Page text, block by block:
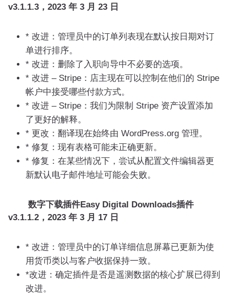
v3.1.1.3，2023 年 3 月 23 日
* 改进：管理员中的订单列表现在默认按日期对订
单进行排序。
* 改进：删除了入职向导中不必要的选项。
* 改进 – Stripe：店主现在可以控制在他们的 Stripe
帐户中接受哪些付款方式。
* 改进 – Stripe：我们为限制 Stripe 资产设置添加
了更好的解释。
* 更改：翻译现在始终由 WordPress.org 管理。
* 修复：现有表格可能未正确更新。
* 修复：在某些情况下，尝试从配置文件编辑器更
新默认电子邮件地址可能会失败。
数字下载插件Easy Digital Downloads插件
v3.1.1.2，2023 年 3 月 17 日
* 改进：管理员中的订单详细信息屏幕已更新为使
用货币类以与客户收据保持一致。
*改进：确定插件是否是遥测数据的核心扩展已得到
改进。